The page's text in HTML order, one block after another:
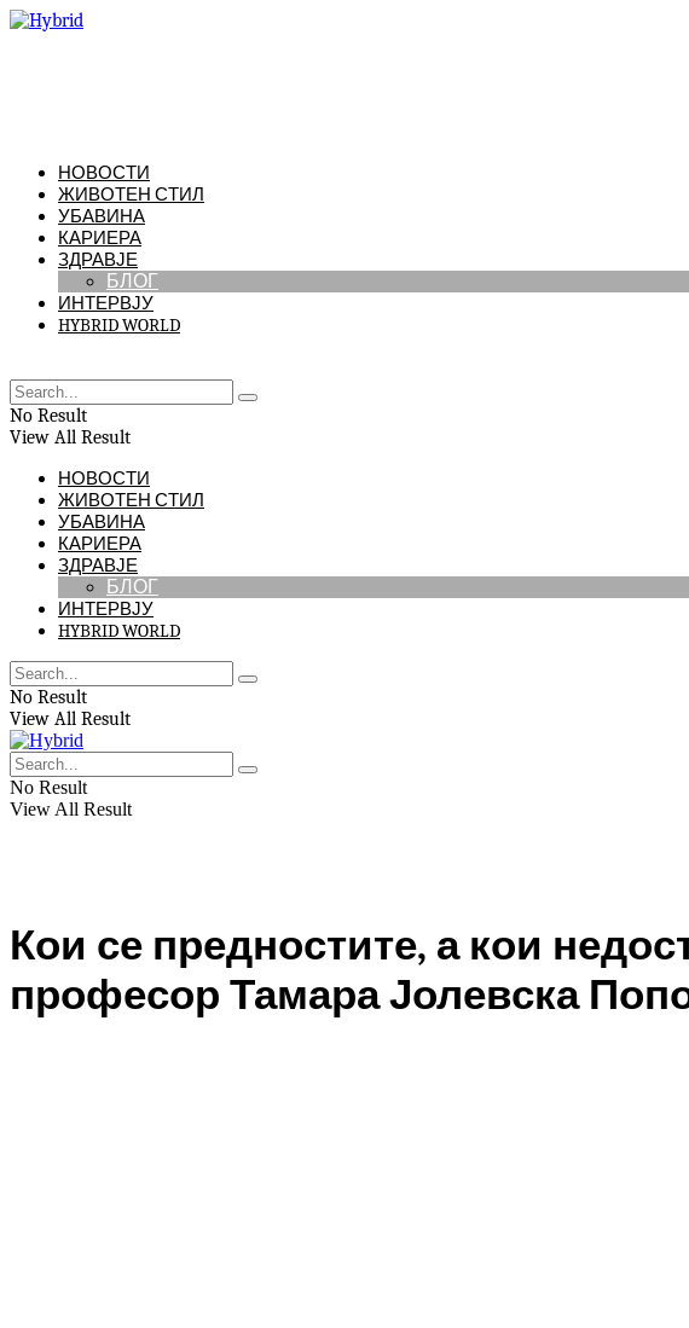
НОВОСТИ
ЖИВОТЕН СТИЛ
УБАВИНА
КАРИЕРА
ЗДРАВЈЕ
БЛОГ
ИНТЕРВЈУ
HYBRID WORLD
No Result
View All Result
НОВОСТИ
ЖИВОТЕН СТИЛ
УБАВИНА
КАРИЕРА
ЗДРАВЈЕ
БЛОГ
ИНТЕРВЈУ
HYBRID WORLD
No Result
View All Result
No Result
View All Result
Кои се предностите, а кои
професор Тамара Јолевска